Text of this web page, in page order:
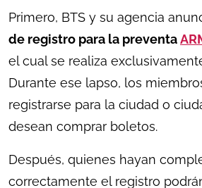
Primero, BTS y su agencia
de registro para la preventa
el cual se realiza
Durante ese lapso, los
registrarse para la ciudad o
desean comprar boletos.
Después, quienes hayan
correctamente el registro